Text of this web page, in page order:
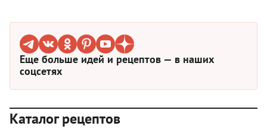
Еще больше идей и рецептов — в наших
соцсетях
Каталог рецептов